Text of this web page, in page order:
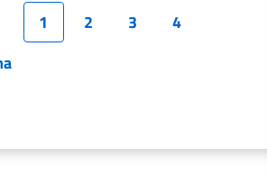
precedente
Pagina
1 Pagina
2 Pagina
3 Pagina
4